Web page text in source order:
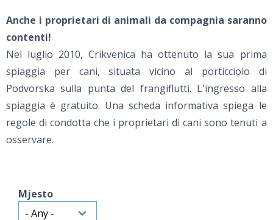
Anche i proprietari di animali da compagnia saranno
contenti!
Nel luglio 2010, Crikvenica ha ottenuto la sua prima
spiaggia per cani, situata vicino al porticciolo di
Podvorska sulla punta del frangiflutti. L'ingresso alla
spiaggia è gratuito. Una scheda informativa spiega le
regole di condotta che i proprietari di cani sono tenuti a
osservare.
Mjesto